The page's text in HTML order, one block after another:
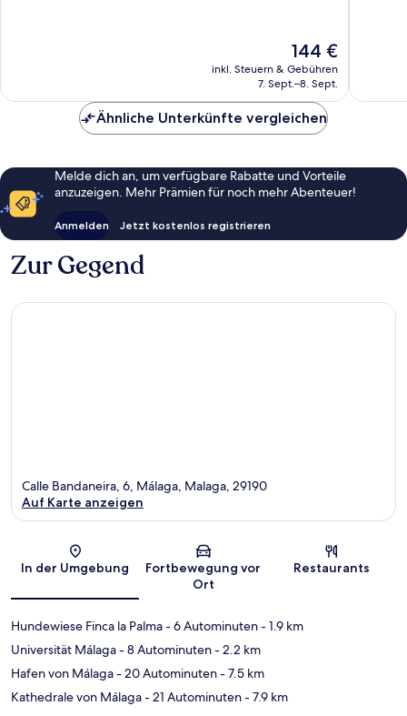
Der
Preis
beträgt
144 €
inkl. Steuern & Gebühren
7. Sept.–8. Sept.
Ähnliche Unterkünfte vergleichen
Melde dich an, um verfügbare Rabatte und Vorteile
anzuzeigen. Mehr Prämien für noch mehr Abenteuer!
Anmelden Jetzt kostenlos registrieren
Zur Gegend
Karte
Calle Bandaneira, 6, Málaga, Malaga, 29190
Auf Karte anzeigen
In der Umgebung
Fortbewegung vor
Ort
Restaurants
Hundewiese Finca la Palma- 6 Autominuten- 1.9 km
Universität Málaga- 8 Autominuten- 2.2 km
Hafen von Málaga- 20 Autominuten- 7.5 km
Kathedrale von Málaga- 21 Autominuten- 7.9 km